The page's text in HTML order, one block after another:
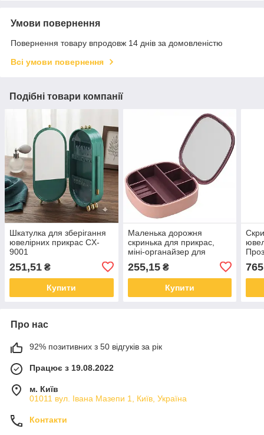
Умови повернення
Повернення товару впродовж 14 днів за домовленістю
Всі умови повернення
Подібні товари компанії
Шкатулка для зберігання
ювелірних прикрас CX-
9001
251,51 ₴
Купити
Маленька дорожня
скринька для прикрас,
міні-органайзер для
255,15₴
Купити
Про нас
92% позитивних з 50 відгуків за рік
Працює з 19.08.2022
м. Київ
01011 вул. Івана Мазепи 1, Київ, Україна
Контакти